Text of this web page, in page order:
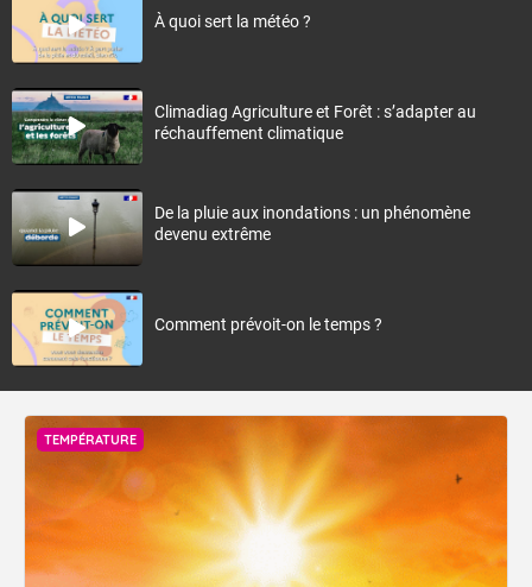
À quoi sert la météo ?
Climadiag Agriculture et Forêt : s’adapter au
réchauffement climatique
De la pluie aux inondations : un phénomène
devenu extrême
Comment prévoit-on le temps ?
TEMPÉRATURE